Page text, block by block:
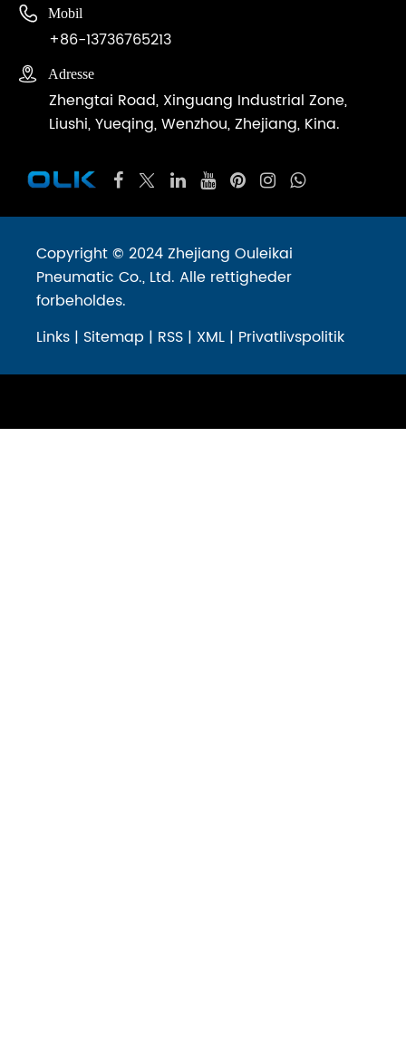
 Mobil
+86-13736765213
 Adresse
Zhengtai Road, Xinguang Industrial Zone,
Liushi, Yueqing, Wenzhou, Zhejiang, Kina.
Copyright © 2024 Zhejiang Ouleikai
Pneumatic Co., Ltd. Alle rettigheder
forbeholdes.
Links | Sitemap | RSS | XML | Privatlivspolitik